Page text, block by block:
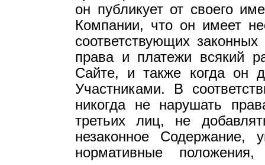
он публикует от своего
Компании, что он имеет
соответствующих
права и платежи всякий
Сайте, и также когда он
Участниками. В
никогда не нарушать
третьих лиц, не
незаконное Содержание,
нормативные